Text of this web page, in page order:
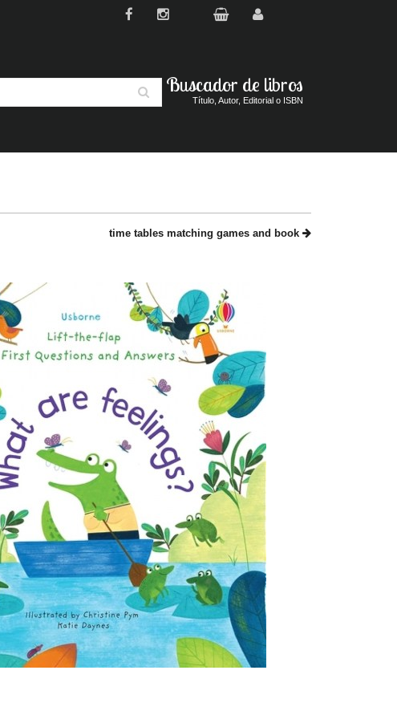
Buscador de libros
Título, Autor, Editorial o ISBN
time tables matching games and book